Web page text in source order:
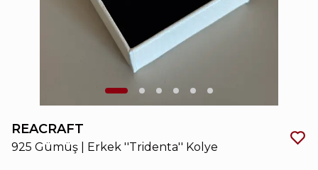
REACRAFT
925 Gümüş | Erkek ''Tridenta'' Kolye